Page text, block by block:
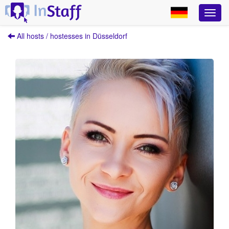
All hosts / hostesses in Düsseldorf